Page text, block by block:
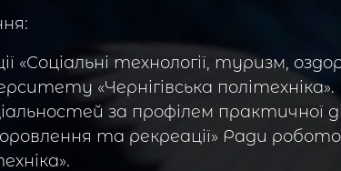
«Соціальні технології, туризм,
«Чернігівська політехніка».
за профілем практичної
та рекреації» Ради